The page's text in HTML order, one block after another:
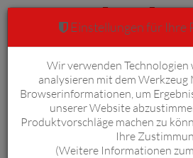
Anmelden
Einstellungen für Ihre
Wir verwenden Technologien
analysieren mit dem
Browserinformationen, um
unserer Website
Produktvorschläge machen zu
Ihre
(Weitere Informationen